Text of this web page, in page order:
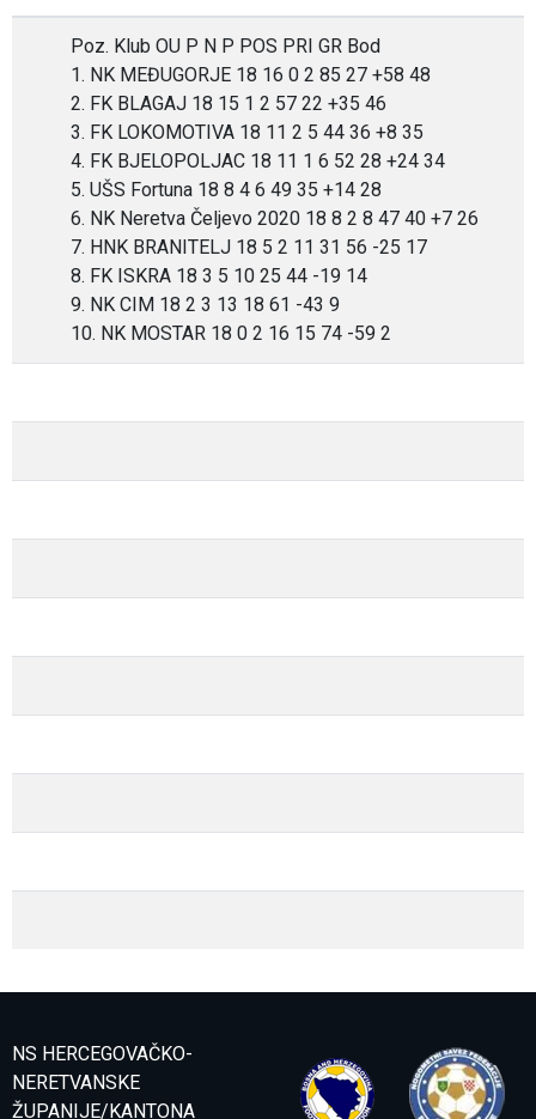
Poz. Klub OU P N P POS PRI GR Bod
1. NK MEĐUGORJE 18 16 0 2 85 27 +58 48
2. FK BLAGAJ 18 15 1 2 57 22 +35 46
3. FK LOKOMOTIVA 18 11 2 5 44 36 +8 35
4. FK BJELOPOLJAC 18 11 1 6 52 28 +24 34
5. UŠS Fortuna 18 8 4 6 49 35 +14 28
6. NK Neretva Čeljevo 2020 18 8 2 8 47 40 +7 26
7. HNK BRANITELJ 18 5 2 11 31 56 -25 17
8. FK ISKRA 18 3 5 10 25 44 -19 14
9. NK CIM 18 2 3 13 18 61 -43 9
10. NK MOSTAR 18 0 2 16 15 74 -59 2
NS HERCEGOVAČKO-
NERETVANSKE
ŽUPANIJE/KANTONA